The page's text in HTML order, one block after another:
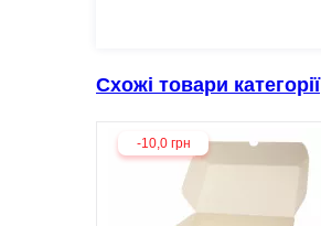
Схожі товари категорії
-10,0 грн